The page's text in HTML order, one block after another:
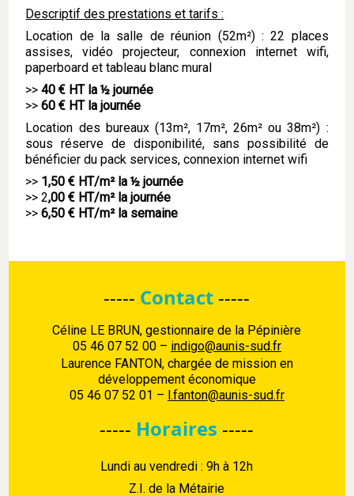
Descriptif des prestations et tarifs :
Location de la salle de réunion (52m²) : 22 places
assises, vidéo projecteur, connexion internet wifi,
paperboard et tableau blanc mural
>>40 € HT la ½ journée
>>60 € HT la journée
Location des bureaux (13m², 17m², 26m² ou 38m²) :
sous réserve de disponibilité, sans possibilité de
bénéficier du pack services, connexion internet wifi
>> 1,50 € HT/m² la ½ journée
>> 2,00 € HT/m² la journée
>>6,50 € HT/m² la semaine
----- Contact -----
Céline LE BRUN, gestionnaire de la Pépinière
05 46 07 52 00 – indigo@aunis-sud.fr
Laurence FANTON, chargée de mission en
développement économique
05 46 07 52 01 – l.fanton@aunis-sud.fr
----- Horaires -----
Lundi au vendredi : 9h à 12h
Z.I. de la Métairie